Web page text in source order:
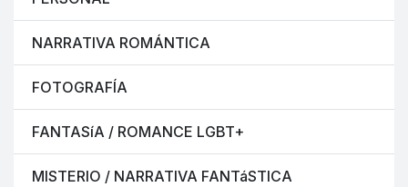
NARRATIVA ROMÁNTICA
FOTOGRAFÍA
FANTASíA / ROMANCE LGBT+
MISTERIO / NARRATIVA FANTáSTICA